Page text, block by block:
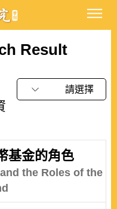
Result
請選擇
基金的角色
the Roles of the